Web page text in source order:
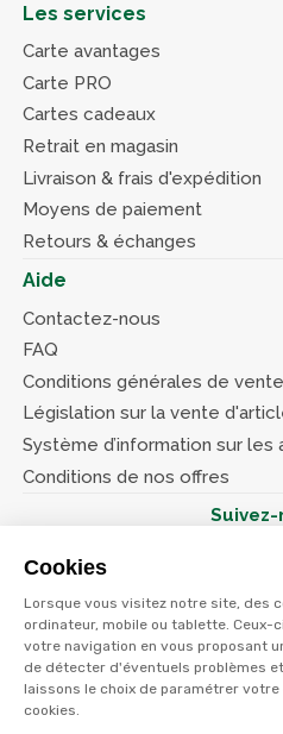
Cookies
Lorsque vous visitez notre site, des
ordinateur, mobile ou tablette.
votre navigation en vous proposant
de détecter d'éventuels problèmes
laissons le choix de paramétrer
cookies.
Les services
Carte avantages
Carte PRO
Cartes cadeaux
Retrait en magasin
Livraison & frais d'expédition
Moyens de paiement
Retours & échanges
Aide
Contactez-nous
FAQ
Conditions générales de vente
Législation sur la vente
Système d’information sur les
Conditions de nos offres
Suivez-
© Terres et
Politique de
Mentions
CGV